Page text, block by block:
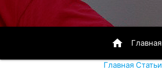
home Главная
Главная Статьи